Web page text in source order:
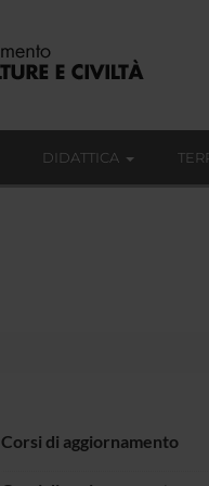
DIDATTICA
Corsi di aggiornamento